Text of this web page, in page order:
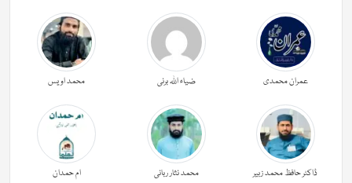
عمران محمدی ضیاء اللہ برنی محمد اویس
ڈاکٹر حافظ محمد زبیر محمد نثار ربانی ام حمدان